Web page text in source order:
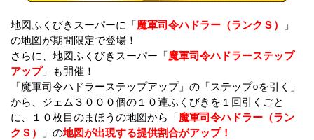
地図ふくびきスーパーに「魔軍司令ハドラー（ランクＳ）
」
の地図が期間限定で登場！
さらに、地図ふくびきスーパー「魔軍司令ハドラーステップ
アップ」も開催！
「魔軍司令ハドラーステップアップ」の「ステップ○を引く」
から、ジェム３０００個の１０連ふくびきを１回引くごと
に、１０枚目のまほうの地図から「魔軍司令ハドラー（ラン
クＳ）
」の地図が出現する提供割合がアップ！